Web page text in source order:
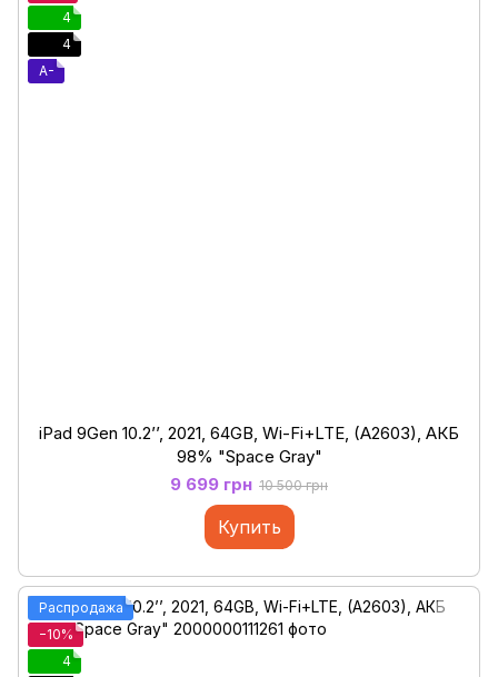
4
4
A-
iPad 9Gen 10.2’’, 2021, 64GB, Wi-Fi+LTE, (A2603), АКБ
98% "Space Gray"
9 699 грн 10 500 грн
Купить
Распродажа
−10%
4